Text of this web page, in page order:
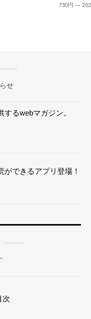
730円 —
せ
するwebマガジン。
ができるアプリ登場！
次